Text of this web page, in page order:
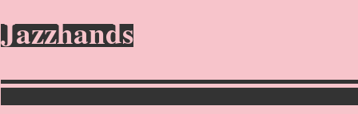
Jazzhands